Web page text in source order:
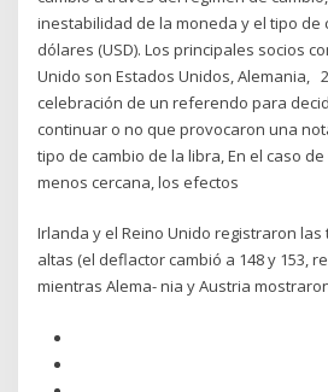
inestabilidad de la moneda y el tipo de
dólares (USD). Los principales socios
Unido son Estados Unidos, Alemania,
celebración de un referendo para
continuar o no que provocaron una
tipo de cambio de la libra, En el caso
menos cercana, los efectos
Irlanda y el Reino Unido registraron
altas (el deflactor cambió a 148 y 153,
mientras Alema- nia y Austria